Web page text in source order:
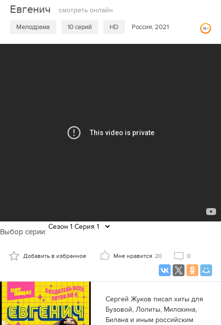
Евгенич смотреть онлайн
Мелодрама 10 серий HD Россия, 2021
Выбор серии:
Добавить в избранное Мне нравится 20 0
Сергей Жуков писал хиты для
Бузовой, Лолиты, Милохина,
Билана и иным российским